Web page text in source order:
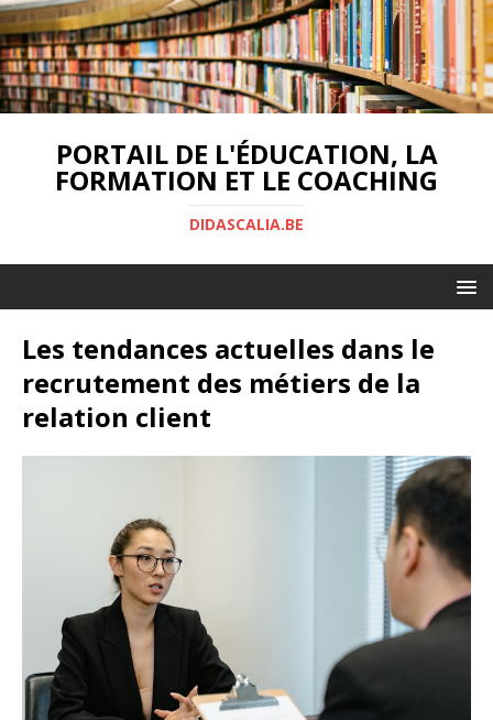
PORTAIL DE L'ÉDUCATION, LA
FORMATION ET LE COACHING
DIDASCALIA.BE
Les tendances actuelles dans le
recrutement des métiers de la
relation client